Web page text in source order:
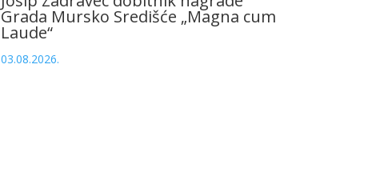
Grada Mursko Središće „Magna cum
Laude“
03.08.2026.